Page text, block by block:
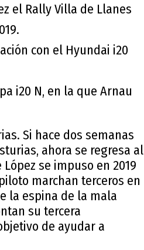
el Rally Villa de Llanes
con el Hyundai i20
i20 N, en la que Arnau
Si hace dos semanas
ahora se regresa al
se impuso en 2019
marchan terceros en
la espina de la mala
su tercera
de ayudar a